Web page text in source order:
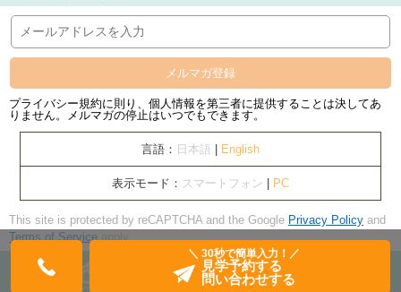
＼ 30秒で簡単入力！／
見学予約する
問い合わせする
メルマガ登録
プライバシー規約に則り、個人情報を第三者に提供することは決してあ
りません。メルマガの停止はいつでもできます。
言語： 日本語 | English
表示モード： スマートフォン | PC
This site is protected by reCAPTCHA and the Google Privacy Policy and
Terms of Service